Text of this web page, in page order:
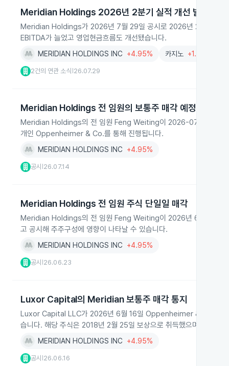
Meridian Holdings 2026년 2분기 실적 개선 발표
Meridian Holdings가 2026년 7월 29일 공시로 2026년 2분기와 상
EBITDA가 늘었고 영업현금흐름도 개선됐습니다.
MERIDIAN HOLDINGS INC +4.95% 카지노 +1.86%
2건의 연관 소식 26.07.29
Meridian Holdings 전 임원의 보통주 매각 예정
Meridian Holdings의 전 임원 Feng Weiting이 2026-07-14 보유
개인 Oppenheimer & Co.를 통해 진행됩니다.
MERIDIAN HOLDINGS INC +4.95%
공시 26.07.14
Meridian Holdings 전 임원 주식 단일일 매각
Meridian Holdings의 전 임원 Feng Weiting이 2026년 6월 23일
고 공시해 주주구성에 영향이 나타날 수 있습니다.
MERIDIAN HOLDINGS INC +4.95%
공시 26.06.23
Luxor Capital의 Meridian 보통주 매각 통지
Luxor Capital LLC가 2026년 6월 16일 Oppenheimer & Co.를
습니다. 해당 주식은 2018년 2월 25일 보상으로 취득했으며 최근 3
MERIDIAN HOLDINGS INC +4.95%
공시 26.06.16